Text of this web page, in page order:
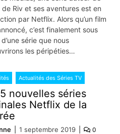
de Riv et ses aventures est en
par Netflix. Alors qu’un film
c’est finalement sous
série que nous
les péripéties…
Actualités des Séries TV
nouvelles séries
Netflix de la
1 septembre 2019 0